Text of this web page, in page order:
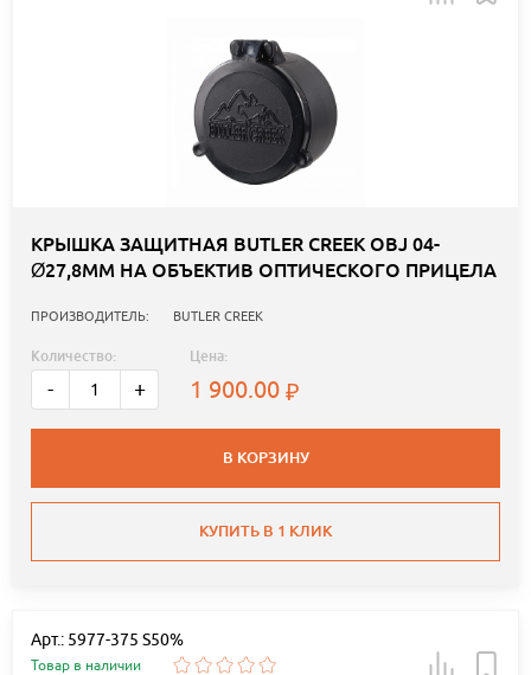
КРЫШКА ЗАЩИТНАЯ BUTLER CREEK OBJ 04-
Ø27,8ММ НА ОБЪЕКТИВ ОПТИЧЕСКОГО ПРИЦЕЛА
ПРОИЗВОДИТЕЛЬ: BUTLER CREEK
Количество:
- +
Цена:
1 900.00
В КОРЗИНУ
КУПИТЬ В 1 КЛИК
Арт.: 5977-375 S50%
Товар в наличии